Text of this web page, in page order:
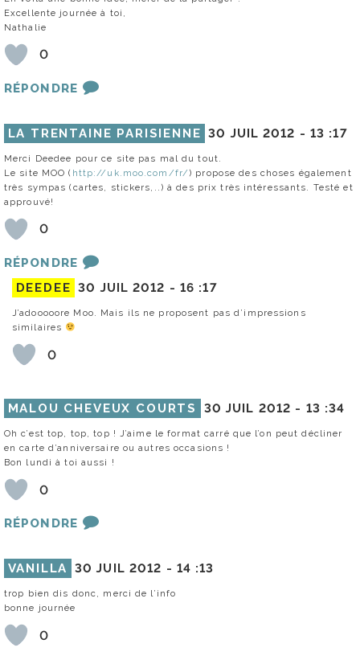
Excellente journée à toi,
Nathalie
0
RÉPONDRE
LA TRENTAINE PARISIENNE 30 JUIL 2012 - 13 :17
Merci Deedee pour ce site pas mal du tout.
Le site MOO ( http://uk.moo.com/fr/) propose des choses également
très sympas (cartes, stickers,..) à des prix très intéressants. Testé et
approuvé!
0
RÉPONDRE
DEEDEE 30 JUIL 2012 - 16 :17
J’adooooore Moo. Mais ils ne proposent pas d’impressions
similaires
0
MALOU CHEVEUX COURTS 30 JUIL 2012 - 13 :34
Oh c’est top, top, top ! J’aime le format carré que l’on peut décliner
en carte d’anniversaire ou autres occasions !
Bon lundi à toi aussi !
0
RÉPONDRE
VANILLA 30 JUIL 2012 - 14 :13
trop bien dis donc, merci de l’info
bonne journée
0